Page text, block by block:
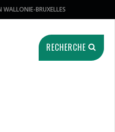
WALLONIE-BRUXELLES
RECHERCHE